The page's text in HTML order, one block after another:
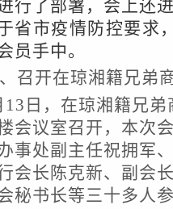
行了部署， 会上还
省市疫情防控要求
员手中。
召开在琼湘籍兄弟
13日，在琼湘籍兄
会议室召开，本次
事处副主任祝拥军
会长陈克新、副会
秘书长等三十多人参